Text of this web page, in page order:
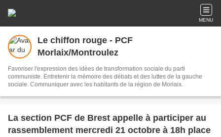
MENU
Le chiffon rouge - PCF
Morlaix/Montroulez
Favoriser l'expression des idées de transformation sociale du parti
communiste. Entretenir la mémoire des débats et des luttes de la gauche
sociale. Communiquer avec les habitants de la région de Morlaix.
La section PCF de Brest appelle à participer au
rassemblement mercredi 21 octobre à 18h place